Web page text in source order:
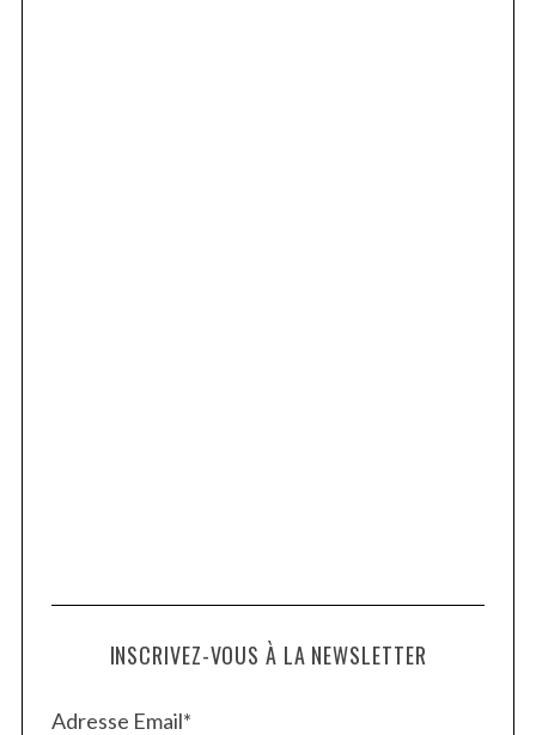
INSCRIVEZ-VOUS À LA NEWSLETTER
Adresse Email*